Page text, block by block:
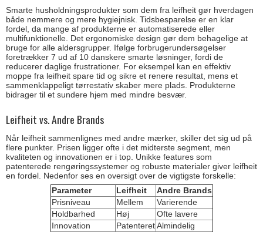
Smarte husholdningsprodukter som dem fra leifheit gør hverdagen
både nemmere og mere hygiejnisk. Tidsbesparelse er en klar
fordel, da mange af produkterne er automatiserede eller
multifunktionelle. Det ergonomiske design gør dem behagelige at
bruge for alle aldersgrupper. Ifølge forbrugerundersøgelser
foretrækker 7 ud af 10 danskere smarte løsninger, fordi de
reducerer daglige frustrationer. For eksempel kan en effektiv
moppe fra leifheit spare tid og sikre et renere resultat, mens et
sammenklappeligt tørrestativ skaber mere plads. Produkterne
bidrager til et sundere hjem med mindre besvær.
Leifheit vs. Andre Brands
Når leifheit sammenlignes med andre mærker, skiller det sig ud på
flere punkter. Prisen ligger ofte i det midterste segment, men
kvaliteten og innovationen er i top. Unikke features som
patenterede rengøringssystemer og robuste materialer giver leifheit
en fordel. Nedenfor ses en oversigt over de vigtigste forskelle:
Parameter
Leifheit
Andre Brands
Prisniveau
Mellem
Varierende
Holdbarhed
Høj
Ofte lavere
Innovation
Patenteret Almindelig